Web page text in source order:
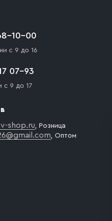
10-00
с 9 до 16
07-93
с 9 до 17
shop.ru, Розница
, Оптом